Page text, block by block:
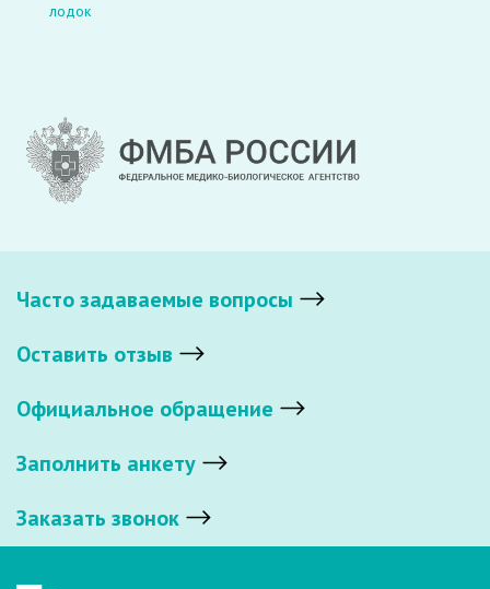
лодок
Часто задаваемые вопросы
Оставить отзыв
Официальное обращение
Заполнить анкету
Заказать звонок